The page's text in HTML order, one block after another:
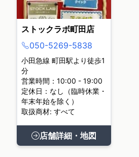
ストックラボ町田店
050-5269-5838
小田急線 町田駅より徒歩1
分
営業時間：10:00 - 19:00
定休日：なし（臨時休業・
年末年始を除く）
取扱商材: すべて
店舗詳細・地図